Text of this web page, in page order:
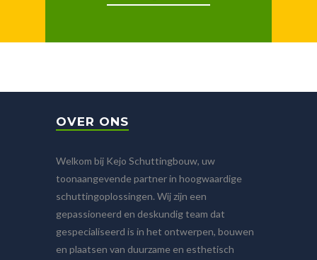
OVER ONS
Welkom bij Kejo Schuttingbouw, uw
toonaangevende partner in hoogwaardige
schuttingoplossingen. Wij zijn een
gepassioneerd en deskundig team dat
gespecialiseerd is in het ontwerpen, bouwen
en plaatsen van duurzame en esthetisch